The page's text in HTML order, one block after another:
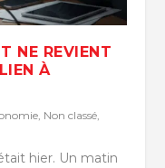
NE REVIENT
À
, Non classé,
hier. Un matin